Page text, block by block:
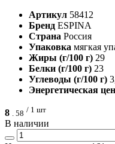
Артикул 58412
Бренд ESPINA
Страна Россия
Упаковка мягкая
Жиры (г/100 г) 29
Белки (г/100 г) 23
Углеводы (г/100 г)
Энергетическая
8 . 58 / 1 шт
В наличии